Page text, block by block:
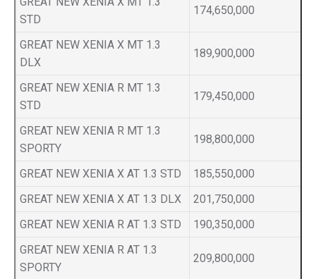
STD
174,650,000
GREAT NEW XENIA X MT 1.3
DLX
189,900,000
GREAT NEW XENIA R MT 1.3
STD
179,450,000
GREAT NEW XENIA R MT 1.3
SPORTY
198,800,000
GREAT NEW XENIA X AT 1.3 STD
185,550,000
GREAT NEW XENIA X AT 1.3 DLX
201,750,000
GREAT NEW XENIA R AT 1.3 STD
190,350,000
GREAT NEW XENIA R AT 1.3
SPORTY
209,800,000